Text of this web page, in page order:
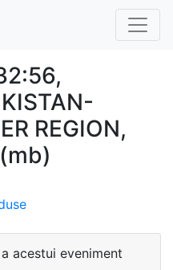
REGION,
acestui eveniment